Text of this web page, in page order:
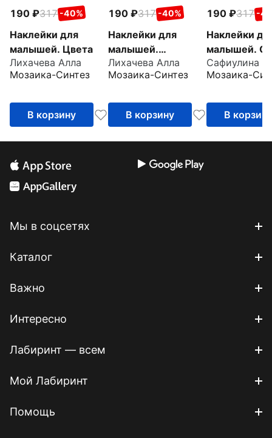
190 317 -40%
Наклейки для
малышей. Цвета
Лихачева Алла
Мозаика-Синтез
В корзину
190 317 -40%
Наклейки для
малышей.
Противоположност
и
Лихачева Алла
Мозаика-Синтез
В корзину
190 317 -
Наклейки
малышей.
много
Сафиулина
Мозаика-
В корзину
Мы в соцсетях
Каталог
Важно
Интересно
Лабиринт — всем
Мой Лабиринт
Помощь